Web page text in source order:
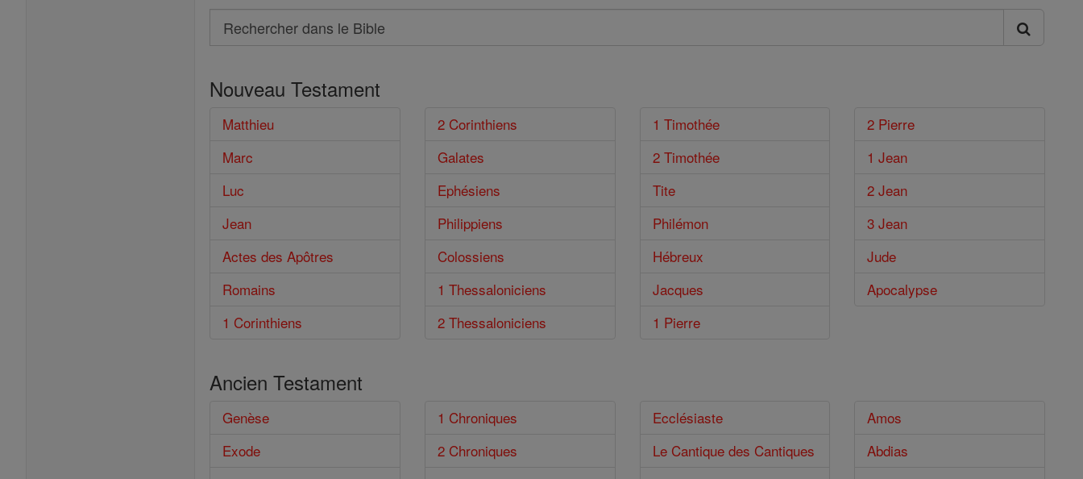
Search
Rechercher
le
Bible
Nouveau Testament
Matthieu
Marc
Luc
Jean
Actes des Apôtres
Romains
1 Corinthiens
2 Corinthiens
Galates
Ephésiens
Philippiens
Colossiens
1 Thessaloniciens
2 Thessaloniciens
1 Timothée
2 Timothée
Tite
Philémon
Hébreux
Jacques
1 Pierre
2 Pierre
1 Jean
2 Jean
3 Jean
Jude
Apocalypse
Ancien Testament
Genèse
Exode
1 Chroniques
2 Chroniques
Ecclésiaste
Le Cantique des Cantiques
Amos
Abdias